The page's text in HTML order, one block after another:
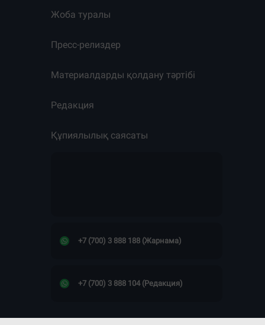
Жоба туралы
Пресс-релиздер
Материалдарды қолдану тәртібі
Редакция
Құпиялылық саясаты
+7 (700) 3 888 188 (Жарнама)
+7 (700) 3 888 104 (Редакция)